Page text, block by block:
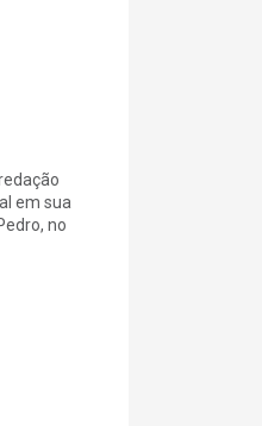
em sua
no